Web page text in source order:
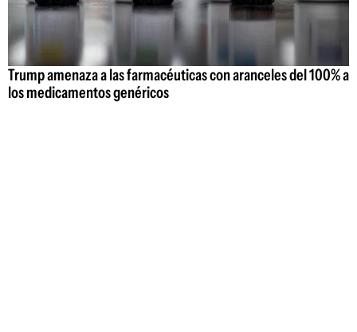
Trump amenaza a las farmacéuticas con aranceles del 100% a
los medicamentos genéricos